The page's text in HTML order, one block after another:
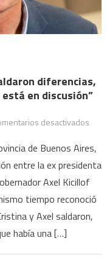
diferencias,
en discusión”
desactivados
y
de Buenos Aires,
entre la ex presidenta
Axel Kicillof
tiempo reconoció
y Axel saldaron,
había una […]